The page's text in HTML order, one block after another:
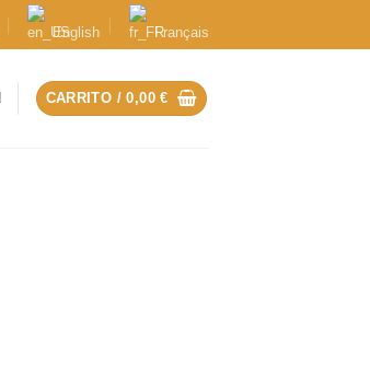
English Français
CARRITO /0,00€